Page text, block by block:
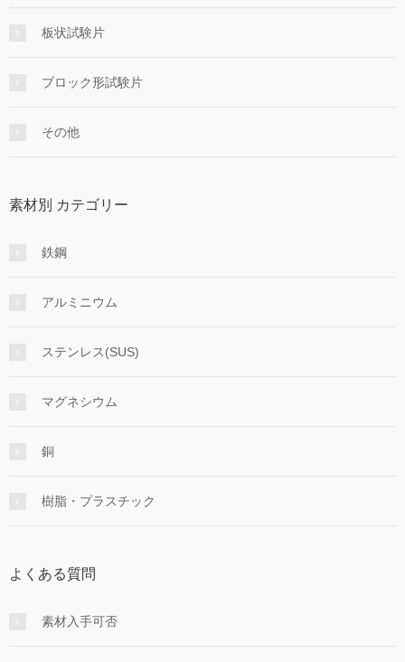
板状試験片
ブロック形試験片
その他
素材別 カテゴリー
鉄鋼
アルミニウム
ステンレス(SUS)
マグネシウム
銅
樹脂・プラスチック
よくある質問
素材入手可否